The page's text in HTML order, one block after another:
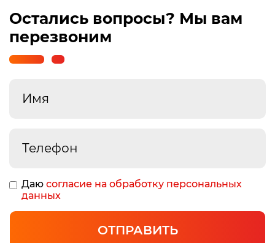
Остались вопросы? Мы вам
перезвоним
Даю согласие на обработку персональных
данных
ОТПРАВИТЬ